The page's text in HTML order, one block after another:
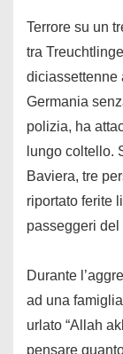
Terrore su un
tra
diciassettenne
Germania
polizia, ha
lungo coltello.
Baviera, tre
riportato ferite
passeggeri
Durante
ad una
urlato “Allah
pensare